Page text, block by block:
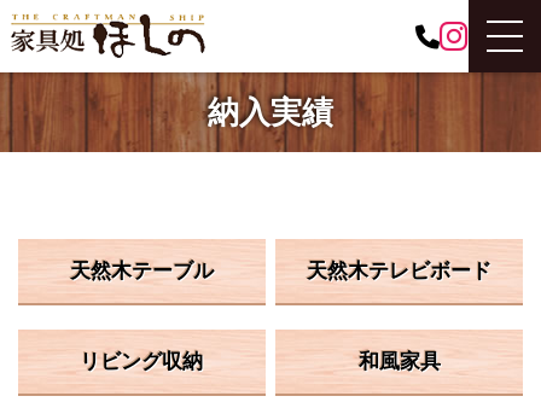
納入実績
天然木テーブル 天然木テレビボード
リビング収納 和風家具